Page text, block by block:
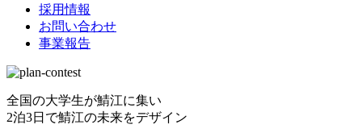
採用情報
お問い合わせ
事業報告
全国の大学生が鯖江に集い
2泊3日で鯖江の未来をデザイン